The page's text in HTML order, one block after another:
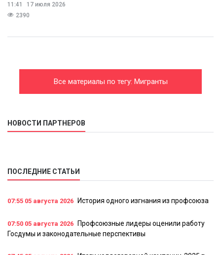
11:41
17 июля 2026
2390
Все материалы по тегу: Мигранты
НОВОСТИ ПАРТНЕРОВ
ПОСЛЕДНИЕ СТАТЬИ
07:55 05 августа 2026 История одного изгнания из профсоюза
07:50 05 августа 2026
Профсоюзные лидеры оценили работу
Госдумы и законодательные перспективы